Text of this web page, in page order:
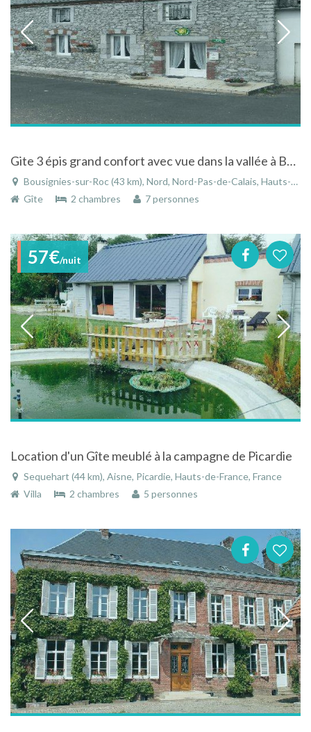
Gite 3 épis grand confort avec vue dans la vallée à Bousignies-sur-Roc dans le Nord-Pas-de-Calais
Bousignies-sur-Roc (43 km), Nord, Nord-Pas-de-Calais, Hauts-de-France, France
Gîte
2 chambres 7 personnes
57€/nuit
Location d'un Gîte meublé à la campagne de Picardie
Sequehart (44 km), Aisne, Picardie, Hauts-de-France, France
Villa
2 chambres 5 personnes